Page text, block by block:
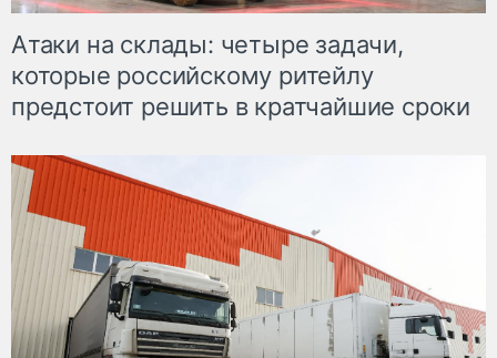
Атаки на склады: четыре задачи,
которые российскому ритейлу
предстоит решить в кратчайшие сроки